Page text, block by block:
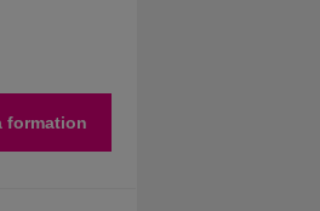
formation